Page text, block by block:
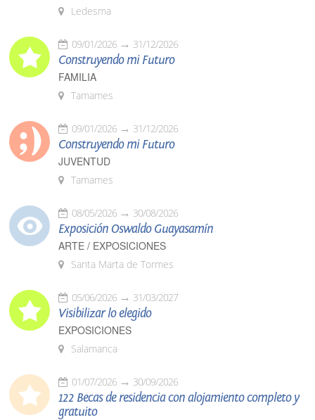
Ledesma
09/01/2026 31/12/2026
Construyendo mi Futuro
FAMILIA
Tamames
09/01/2026 31/12/2026
Construyendo mi Futuro
JUVENTUD
Tamames
08/05/2026 30/08/2026
Exposición Oswaldo Guayasamín
ARTE / EXPOSICIONES
Santa Marta de Tormes
05/06/2026 31/03/2027
Visibilizar lo elegido
EXPOSICIONES
Salamanca
01/07/2026 30/09/2026
122 Becas de residencia con alojamiento completo y
gratuito